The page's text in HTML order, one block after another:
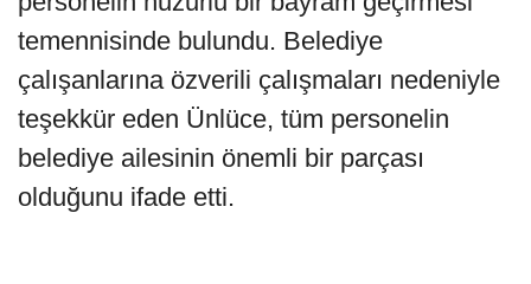
temennisinde bulundu. Belediye
çalışanlarına özverili çalışmaları nedeniyle
teşekkür eden Ünlüce, tüm personelin
belediye ailesinin önemli bir parçası
olduğunu ifade etti.